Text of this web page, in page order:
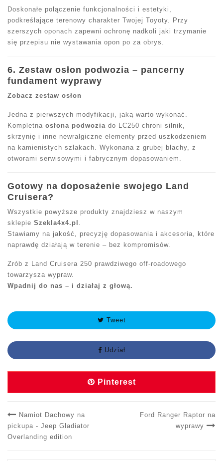
Doskonałe połączenie funkcjonalności i estetyki,
podkreślające terenowy charakter Twojej Toyoty. Przy
szerszych oponach zapewni ochronę nadkoli jaki trzymanie
się przepisu nie wystawania opon po za obrys.
6. Zestaw osłon podwozia – pancerny
fundament wyprawy
Zobacz zestaw osłon
Jedna z pierwszych modyfikacji, jaką warto wykonać.
Kompletna osłona podwozia do LC250 chroni silnik,
skrzynię i inne newralgiczne elementy przed uszkodzeniem
na kamienistych szlakach. Wykonana z grubej blachy, z
otworami serwisowymi i fabrycznym dopasowaniem.
Gotowy na doposażenie swojego Land
Cruisera?
Wszystkie powyższe produkty znajdziesz w naszym
sklepie Szekla4x4.pl
Stawiamy na jakość, precyzję dopasowania i akcesoria, które
naprawdę działają w terenie – bez kompromisów.
Zrób z Land Cruisera 250 prawdziwego off-roadowego
towarzysza wypraw.
Wpadnij do nas – i działaj z głową.
Tweet
Udział
Pinterest
Namiot Dachowy na
pickupa - Jeep Gladiator
Overlanding edition
Ford Ranger Raptor na
wyprawy